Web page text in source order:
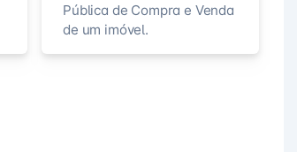
Pública de Compra e Venda
de um imóvel.